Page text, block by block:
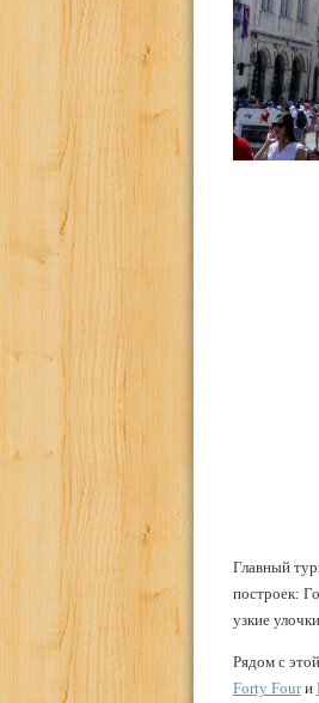
Главный
построек:
узкие
Рядом с
Forty Fourи